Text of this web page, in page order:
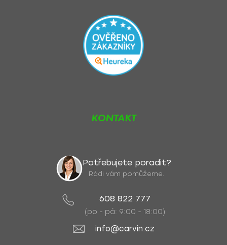
KONTAKT
Potřebujete poradit?
Rádi vám pomůžeme.
608 822 777
(po - pá: 9:00 - 18:00)
info@carvin.cz